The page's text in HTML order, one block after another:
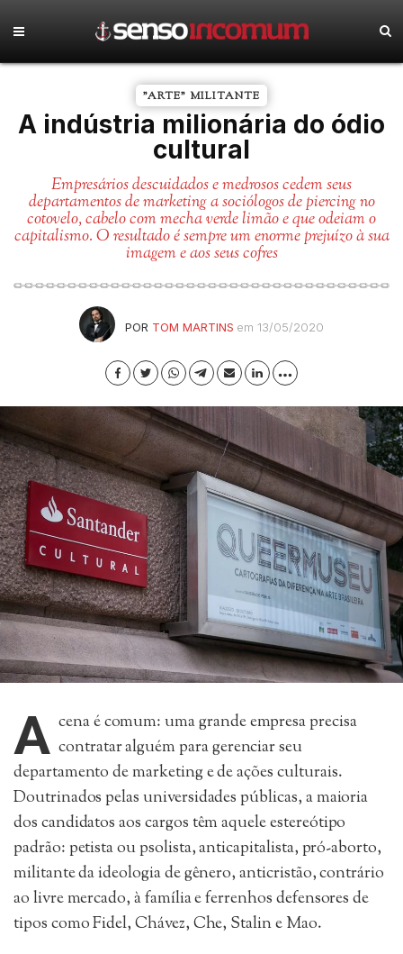
"ARTE" MILITANTE
A indústria milionária do ódio
cultural
Empresários descuidados e medrosos cedem seus
departamentos de marketing a sociólogos de piercing no
cotovelo, cabelo com mecha verde limão e que odeiam o
capitalismo. O resultado é sempre um enorme prejuízo à sua
imagem e aos seus cofres
POR TOM MARTINS em 13/05/2020
A cena é comum: uma grande empresa precisa
contratar alguém para gerenciar seu
departamento de marketing e de ações culturais.
Doutrinados pelas universidades públicas, a maioria
dos candidatos aos cargos têm aquele estereótipo
padrão: petista ou psolista, anticapitalista, pró-aborto,
militante da ideologia de gênero, anticristão, contrário
ao livre mercado, à família e ferrenhos defensores de
tipos como Fidel, Chávez, Che, Stalin e Mao.